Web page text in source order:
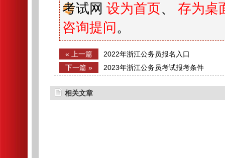
考试网 设为首页、 存为桌
咨询提问 。
« 上一篇
2022年浙江公务员报名入口
下一篇 »
2023年浙江公务员考试报考条件
相关文章